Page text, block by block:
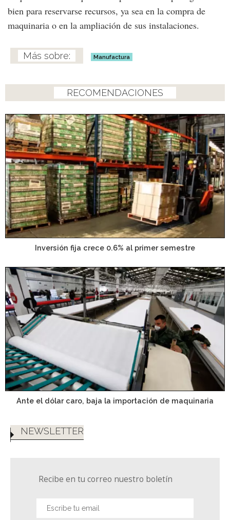
bien para reservarse recursos, ya sea en la compra de
maquinaria o en la ampliación de sus instalaciones.
Manufactura
RECOMENDACIONES
Inversión fija crece 0.6% al primer semestre
Ante el dólar caro, baja la importación de maquinaria
NEWSLETTER
Recibe en tu correo nuestro boletín